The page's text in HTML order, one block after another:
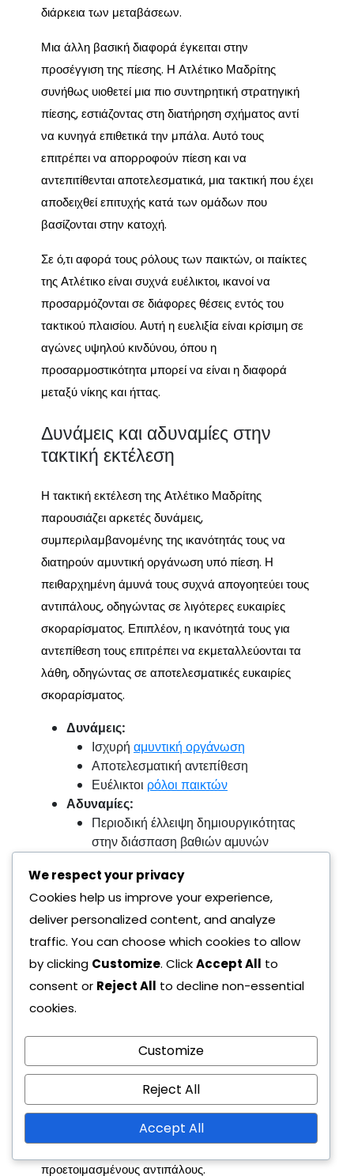
διάρκεια των μεταβάσεων.
Μια άλλη βασική διαφορά έγκειται στην
προσέγγιση της πίεσης. Η Ατλέτικο Μαδρίτης
συνήθως υιοθετεί μια πιο συντηρητική στρατηγική
πίεσης, εστιάζοντας στη διατήρηση σχήματος αντί
να κυνηγά επιθετικά την μπάλα. Αυτό τους
επιτρέπει να απορροφούν πίεση και να
αντεπιτίθενται αποτελεσματικά, μια τακτική που έχει
αποδειχθεί επιτυχής κατά των ομάδων που
βασίζονται στην κατοχή.
Σε ό,τι αφορά τους ρόλους των παικτών, οι παίκτες
της Ατλέτικο είναι συχνά ευέλικτοι, ικανοί να
προσαρμόζονται σε διάφορες θέσεις εντός του
τακτικού πλαισίου. Αυτή η ευελιξία είναι κρίσιμη σε
αγώνες υψηλού κινδύνου, όπου η
προσαρμοστικότητα μπορεί να είναι η διαφορά
μεταξύ νίκης και ήττας.
Δυνάμεις και αδυναμίες στην
τακτική εκτέλεση
Η τακτική εκτέλεση της Ατλέτικο Μαδρίτης
παρουσιάζει αρκετές δυνάμεις,
συμπεριλαμβανομένης της ικανότητάς τους να
διατηρούν αμυντική οργάνωση υπό πίεση. Η
πειθαρχημένη άμυνά τους συχνά απογοητεύει τους
αντιπάλους, οδηγώντας σε λιγότερες ευκαιρίες
σκοραρίσματος. Επιπλέον, η ικανότητά τους για
αντεπίθεση τους επιτρέπει να εκμεταλλεύονται τα
λάθη, οδηγώντας σε αποτελεσματικές ευκαιρίες
σκοραρίσματος.
Δυνάμεις:
Ισχυρή αμυντική οργάνωση
Αποτελεσματική αντεπίθεση
Ευέλικτοι ρόλοι παικτών
Αδυναμίες:
Περιοδική έλλειψη δημιουργικότητας
στην διάσπαση βαθιών αμυνών
μπορεί να περιορίσει την επιθετική
ποικιλία
Ευπάθεια σε ομάδες που μπορούν να
διατηρήσουν υψηλή κατοχή
Ωστόσο, υπάρχουν αδυναμίες, ιδιαίτερα στην
ικανότητά τους να διασπούν ομάδες που αμύνονται
σθεναρά. Αυτό μπορεί να οδηγήσει σε έλλειψη
δημιουργικότητας στην τελική τρίτη, καθιστώντας
δύσκολη τη μετατροπή της κατοχής σε γκολ.
Επιπλέον, ενώ το στυλ τους στην αντεπίθεση είναι
αποτελεσματικό, μπορεί μερικές φορές να
περιορίσει την επιθετική τους ποικιλία, καθιστώντας
τους προβλέψιμους απέναντι σε καλά
προετοιμασμένους αντιπάλους.
We respect your privacy
Cookies help us improve your experience,
deliver personalized content, and analyze
traffic. You can choose which cookies to allow
by clicking Customize. ClickAccept All to
consent or Reject All to decline non-essential
cookies.
Customize
Reject All
Accept All